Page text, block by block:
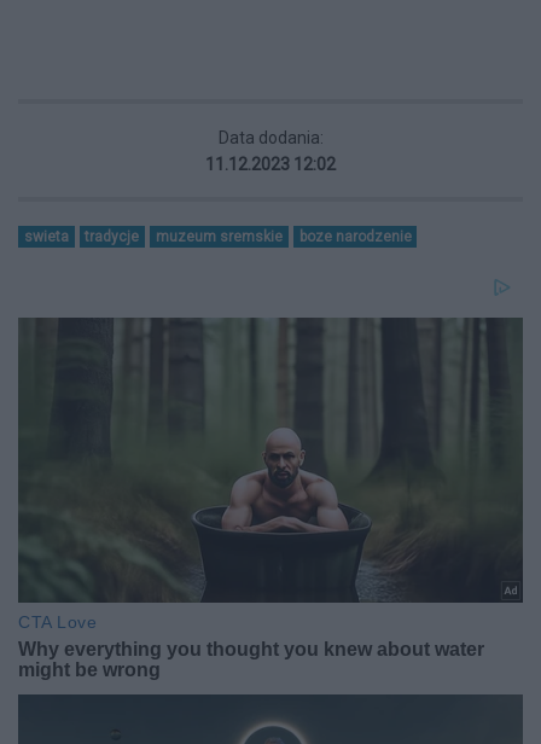
Data dodania:
11.12.2023 12:02
swieta tradycje muzeum sremskie boze narodzenie